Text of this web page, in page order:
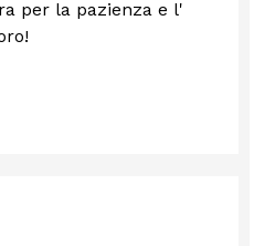
per la pazienza e l'